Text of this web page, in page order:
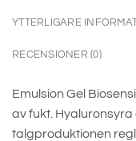
YTTERLIGARE
RECENSIONER (0)
Emulsion Gel
av fukt.
talgproduktionen